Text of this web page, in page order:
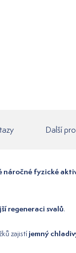
Další
náročné fyzické
regeneraci svalů.
zajistí jemný